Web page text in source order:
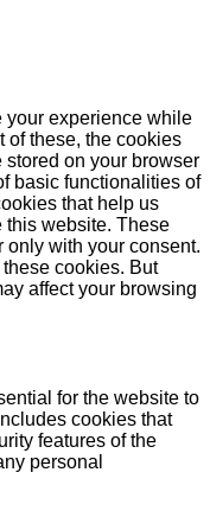
your experience while
of these, the cookies
on your browser
basic functionalities of
that help us
this website. These
with your consent.
cookies. But
affect your browsing
for the website to
cookies that
features of the
personal